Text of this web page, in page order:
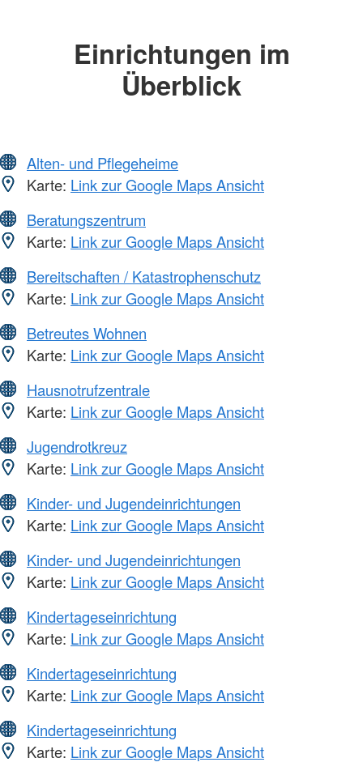
Einrichtungen im
Überblick
Alten- und Pflegeheime
Karte: Link zur Google Maps Ansicht
Beratungszentrum
Karte: Link zur Google Maps Ansicht
Bereitschaften / Katastrophenschutz
Karte: Link zur Google Maps Ansicht
Betreutes Wohnen
Karte: Link zur Google Maps Ansicht
Hausnotrufzentrale
Karte: Link zur Google Maps Ansicht
Jugendrotkreuz
Karte: Link zur Google Maps Ansicht
Kinder- und Jugendeinrichtungen
Karte: Link zur Google Maps Ansicht
Kinder- und Jugendeinrichtungen
Karte: Link zur Google Maps Ansicht
Kindertageseinrichtung
Karte: Link zur Google Maps Ansicht
Kindertageseinrichtung
Karte: Link zur Google Maps Ansicht
Kindertageseinrichtung
Karte: Link zur Google Maps Ansicht